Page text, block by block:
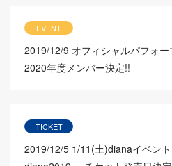
EVENT
2019/12/9 オフィシャルパフォー
2020年度メンバー決定!!
TICKET
2019/12/5 1/11(土)dianaイベン